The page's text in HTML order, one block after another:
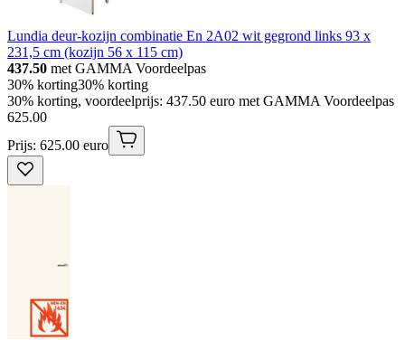
Lundia deur-kozijn combinatie En 2A02 wit gegrond links 93 x
231,5 cm (kozijn 56 x 115 cm)
437.50 met GAMMA Voordeelpas
30% korting30% korting
30% korting, voordeelprijs: 437.50 euro met GAMMA Voordeelpas
625.00
Prijs: 625.00 euro